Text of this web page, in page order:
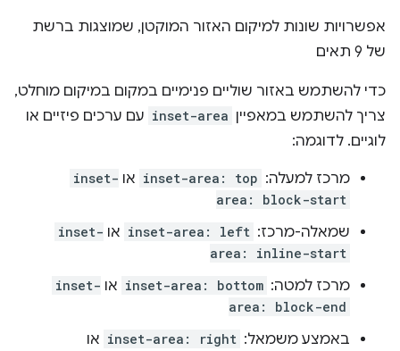
אפשרויות שונות למיקום האזור המוקטן, שמוצגות ברשת
של 9 תאים
כדי להשתמש באזור שוליים פנימיים במקום במיקום מוחלט,
צריך להשתמש במאפיין inset-area עם ערכים פיזיים או
לוגיים. לדוגמה:
מרכז למעלה: inset-area: top או inset-
area: block-start
שמאלה-מרכז: inset-area: left או inset-
area: inline-start
מרכז למטה: inset-area: bottom או inset-
area: block-end
באמצע משמאל: inset-area: right או